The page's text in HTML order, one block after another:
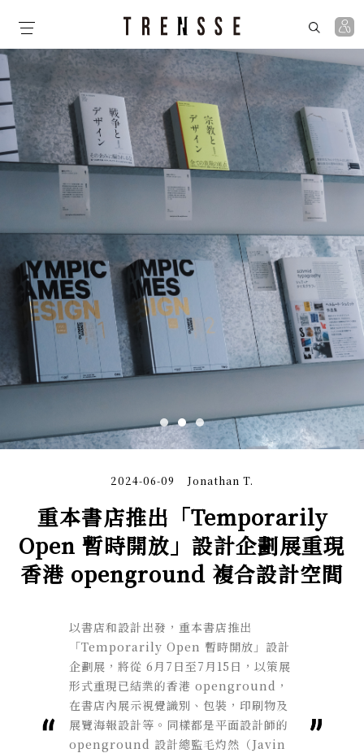
重本書店推出「Temporarily
Open 暫時開放」設計企劃展重現
香港 openground 複合設計空間
Jonathan T.
2024-06-09
以書店和設計出發，重本書店推出
「Temporarily Open 暫時開放」設計
企劃展，將從 6月7日至7月15日，以策展
形式重現已結業的香港 openground，
在書店內展示視覺識別、包裝，印刷物及
展覽海報設計等。同樣都是平面設計師的
openground 設計總監毛灼然（Javin